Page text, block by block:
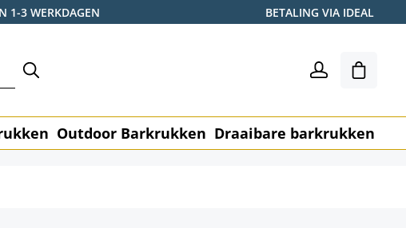
1-3 WERKDAGEN BETALING VIA IDEAL
Outdoor Barkrukken Draaibare barkrukken